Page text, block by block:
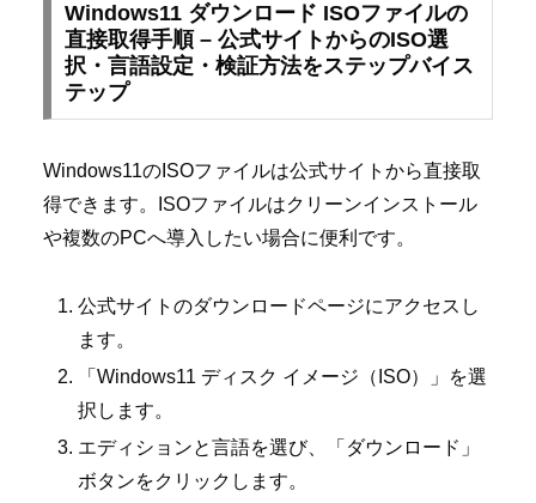
Windows11 ダウンロード ISOファイルの
直接取得手順 – 公式サイトからのISO選
択・言語設定・検証方法をステップバイス
テップ
Windows11のISOファイルは公式サイトから直接取
得できます。ISOファイルはクリーンインストール
や複数のPCへ導入したい場合に便利です。
公式サイトのダウンロードページにアクセスし
ます。
「Windows11 ディスク イメージ（ISO）」を選
択します。
エディションと言語を選び、「ダウンロード」
ボタンをクリックします。